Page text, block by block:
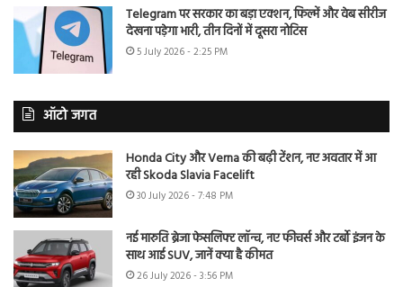
Telegram पर सरकार का बड़ा एक्शन, फिल्में और वेब सीरीज
देखना पड़ेगा भारी, तीन दिनों में दूसरा नोटिस
5 July 2026 - 2:25 PM
ऑटो जगत
Honda City और Verna की बढ़ी टेंशन, नए अवतार में आ
रही Skoda Slavia Facelift
30 July 2026 - 7:48 PM
नई मारुति ब्रेजा फेसलिफ्ट लॉन्च, नए फीचर्स और टर्बो इंजन के
साथ आई SUV, जानें क्या है कीमत
26 July 2026 - 3:56 PM